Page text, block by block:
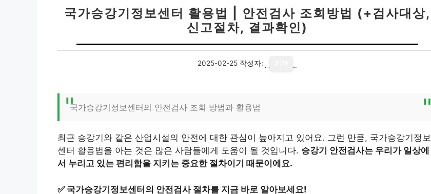
국가승강기정보센터 활용법 | 안전검사 조회방법 (+검사대상,
신고절차, 결과확인)
2025-02-25 작성자:
국가승강기정보센터의 안전검사 조회 방법과 활용법
최근 승강기와 같은 산업시설의 안전에 대한 관심이 높아지고 있어요. 그런 만큼, 국가승강기정보
센터 활용법을 아는 것은 많은 사람들에게 도움이 될 것입니다. 승강기 안전검사는 우리가 일상에
서 누리고 있는 편리함을 지키는 중요한 절차이기 때문이에요.
✅ 국가승강기정보센터의 안전검사 절차를 지금 바로 알아보세요!